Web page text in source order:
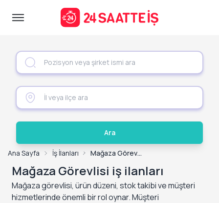
Ara
Ana Sayfa İş İlanları Mağaza Görevlisi İş İlanları
Mağaza Görevlisi iş ilanları
Mağaza görevlisi, ürün düzeni, stok takibi ve müşteri
hizmetlerinde önemli bir rol oynar. Müşteri